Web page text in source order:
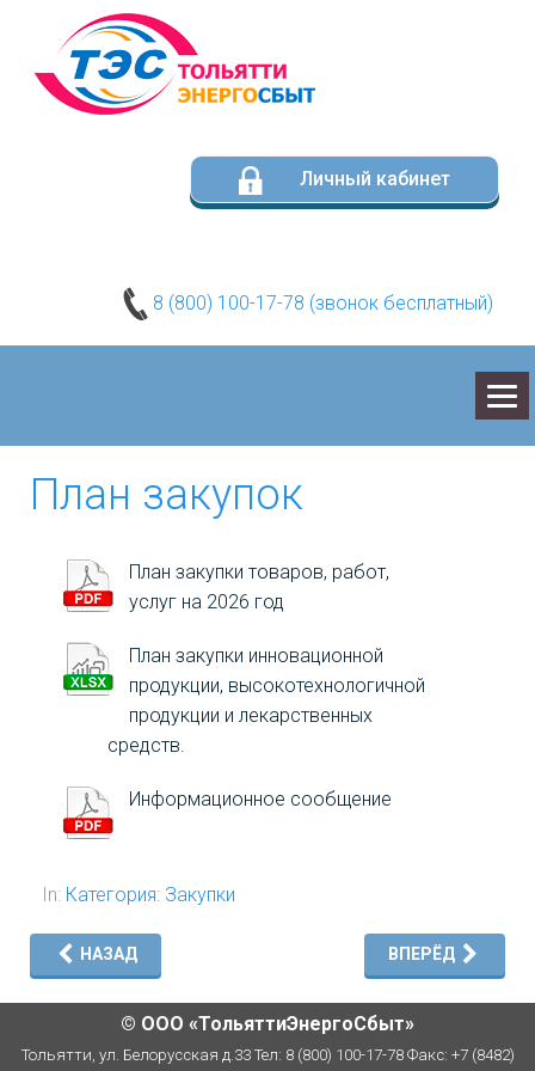
Личный кабинет
8 (800) 100-17-78 (звонок бесплатный)
ФИЗИЧЕСКИМ ЛИЦАМ
НОРМАТИВНЫЕ ДОКУМЕНТЫ
ОСТАВИТЬ СООБЩЕНИЕ
План закупок
План закупки товаров, работ,
услуг на 2026 год
План закупки инновационной
продукции, высокотехнологичной
продукции и лекарственных
средств.
Информационное сообщение
In: Категория: Закупки
НАЗАД ВПЕРЁД
© ООО «ТольяттиЭнергоСбыт»
Тольятти, ул. Белорусская д.33 Тел: 8 (800) 100-17-78 Факс: +7 (8482)